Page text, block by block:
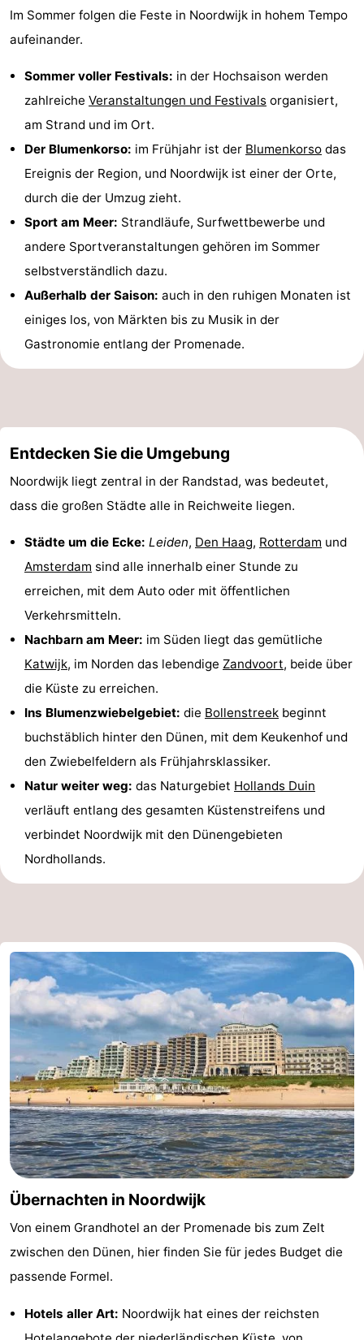
Im Sommer folgen die Feste in Noordwijk in hohem Tempo
aufeinander.
Sommer voller Festivals: in der Hochsaison werden
zahlreiche Veranstaltungen und Festivals organisiert,
am Strand und im Ort.
Der Blumenkorso: im Frühjahr ist der Blumenkorso das
Ereignis der Region, und Noordwijk ist einer der Orte,
durch die der Umzug zieht.
Sport am Meer: Strandläufe, Surfwettbewerbe und
andere Sportveranstaltungen gehören im Sommer
selbstverständlich dazu.
Außerhalb der Saison: auch in den ruhigen Monaten ist
einiges los, von Märkten bis zu Musik in der
Gastronomie entlang der Promenade.
Entdecken Sie die Umgebung
Noordwijk liegt zentral in der Randstad, was bedeutet,
dass die großen Städte alle in Reichweite liegen.
Städte um die Ecke: Leiden, Den Haag, Rotterdam und
Amsterdam sind alle innerhalb einer Stunde zu
erreichen, mit dem Auto oder mit öffentlichen
Verkehrsmitteln.
Nachbarn am Meer: im Süden liegt das gemütliche
Katwijk, im Norden das lebendige Zandvoort, beide über
die Küste zu erreichen.
Ins Blumenzwiebelgebiet: die Bollenstreek beginnt
buchstäblich hinter den Dünen, mit dem Keukenhof und
den Zwiebelfeldern als Frühjahrsklassiker.
Natur weiter weg: das Naturgebiet Hollands Duin
verläuft entlang des gesamten Küstenstreifens und
verbindet Noordwijk mit den Dünengebieten
Nordhollands.
Übernachten in Noordwijk
Von einem Grandhotel an der Promenade bis zum Zelt
zwischen den Dünen, hier finden Sie für jedes Budget die
passende Formel.
Hotels aller Art: Noordwijk hat eines der reichsten